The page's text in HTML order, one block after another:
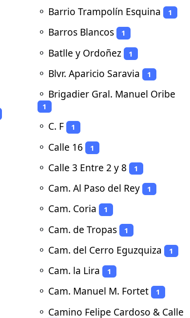
⚬ Barrio Trampolín Esquina 1
⚬ Barros Blancos 1
⚬ Batlle y Ordoñez 1
⚬ Blvr. Aparicio Saravia 1
⚬ Brigadier Gral. Manuel Oribe
1
⚬ C. F 1
⚬ Calle 16 1
⚬ Calle 3 Entre 2 y 8 1
⚬ Cam. Al Paso del Rey 1
⚬ Cam. Coria 1
⚬ Cam. de Tropas 1
⚬ Cam. del Cerro Eguzquiza 1
⚬ Cam. la Lira 1
⚬ Cam. Manuel M. Fortet 1
⚬ Camino Felipe Cardoso & Calle